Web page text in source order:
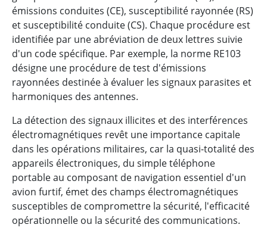
émissions conduites (CE), susceptibilité rayonnée (RS)
et susceptibilité conduite (CS). Chaque procédure est
identifiée par une abréviation de deux lettres suivie
d'un code spécifique. Par exemple, la norme RE103
désigne une procédure de test d'émissions
rayonnées destinée à évaluer les signaux parasites et
harmoniques des antennes.
La détection des signaux illicites et des interférences
électromagnétiques revêt une importance capitale
dans les opérations militaires, car la quasi-totalité des
appareils électroniques, du simple téléphone
portable au composant de navigation essentiel d'un
avion furtif, émet des champs électromagnétiques
susceptibles de compromettre la sécurité, l'efficacité
opérationnelle ou la sécurité des communications.